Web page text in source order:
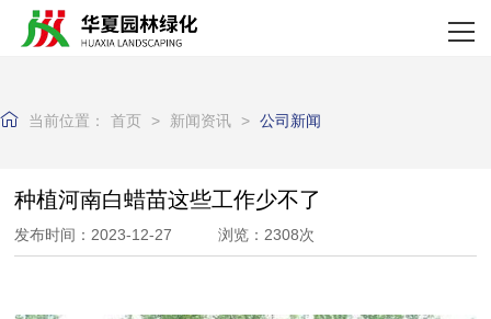
网站首页
新闻资讯
资质荣誉
当前位置： 首页 > 新闻资讯 > 公司新闻
种植河南白蜡苗这些工作少不了
发布时间：2023-12-27 浏览：2308次